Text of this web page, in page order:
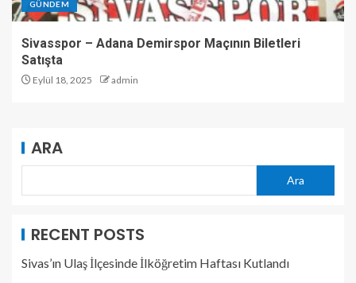
GÜNDEM
Sivasspor – Adana Demirspor Maçının Biletleri
Satışta
Eylül 18, 2025 admin
ARA
Ara
RECENT POSTS
Sivas’ın Ulaş İlçesinde İlköğretim Haftası Kutlandı